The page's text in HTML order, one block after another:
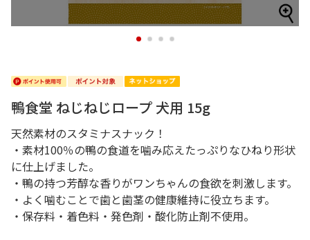
1 2 3 4
鴨食堂 ねじねじロープ 犬用 15g
天然素材のスタミナスナック！
・素材100％の鴨の食道を噛み応えたっぷりなひねり形状
に仕上げました。
・鴨の持つ芳醇な香りがワンちゃんの食欲を刺激します。
・よく噛むことで歯と歯茎の健康維持に役立ちます。
・保存料・着色料・発色剤・酸化防止剤不使用。